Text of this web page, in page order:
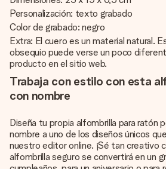
Personalización: texto grabado
Color de grabado: negro
Extra: El cuero es un material natural.
obsequio puede verse un poco
producto en el sitio web.
Trabaja con estilo con esta
con nombre
Diseña tu propia alfombrilla para ratón
nombre a uno de los diseños únicos
nuestro editor online. ¡Sé tan creativo
alfombrilla seguro se convertirá en un